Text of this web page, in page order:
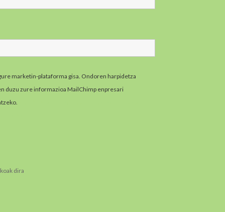
dira
marketin-plataforma gisa. Ondoren harpidetza
duzu zure informazioa MailChimp enpresari